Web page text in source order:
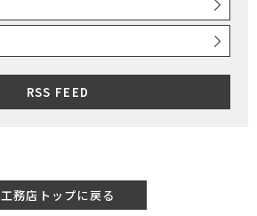
RSS FEED
工務店トップに戻る